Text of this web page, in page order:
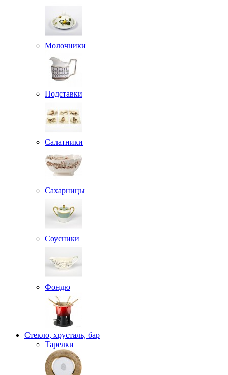
Молочники
Подставки
Салатники
Сахарницы
Соусники
Фондю
Стекло, хрусталь, бар
Тарелки